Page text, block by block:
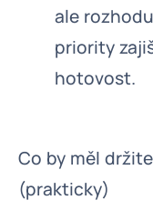
ale
priority
hotovost.
Co by měl
(prakticky)